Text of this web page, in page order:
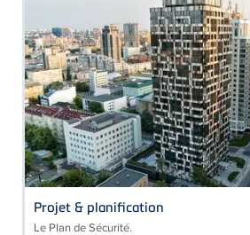
Projet & planification
Le Plan de Sécurité.